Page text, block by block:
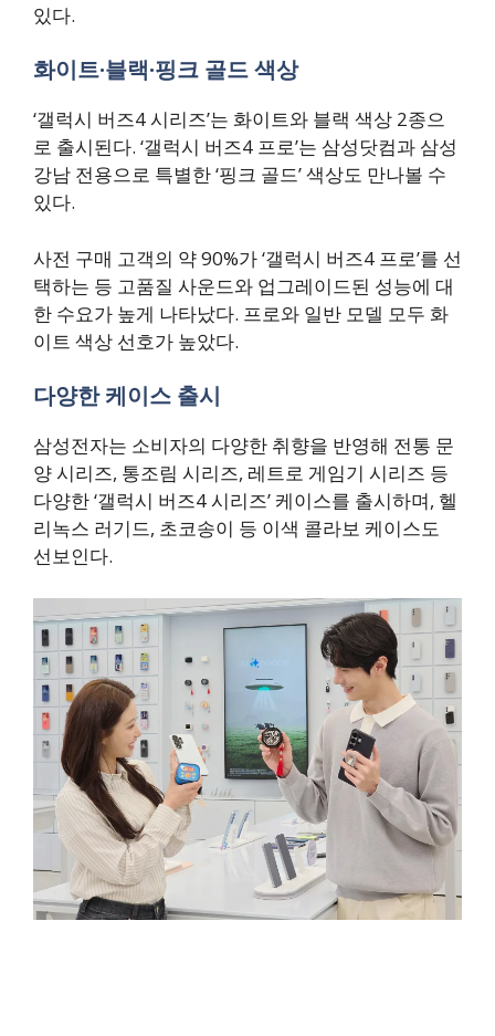
있다.
화이트·블랙·핑크 골드 색상
‘갤럭시 버즈4 시리즈’는 화이트와 블랙 색상 2종으
로 출시된다. ‘갤럭시 버즈4 프로’는 삼성닷컴과 삼성
강남 전용으로 특별한 ‘핑크 골드’ 색상도 만나볼 수
있다.
사전 구매 고객의 약 90%가 ‘갤럭시 버즈4 프로’를 선
택하는 등 고품질 사운드와 업그레이드된 성능에 대
한 수요가 높게 나타났다. 프로와 일반 모델 모두 화
이트 색상 선호가 높았다.
다양한 케이스 출시
삼성전자는 소비자의 다양한 취향을 반영해 전통 문
양 시리즈, 통조림 시리즈, 레트로 게임기 시리즈 등
다양한 ‘갤럭시 버즈4 시리즈’ 케이스를 출시하며, 헬
리녹스 러기드, 초코송이 등 이색 콜라보 케이스도
선보인다.